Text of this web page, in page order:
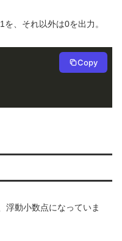
、それ以外は0を出力。
Copy
浮動小数点になっていま